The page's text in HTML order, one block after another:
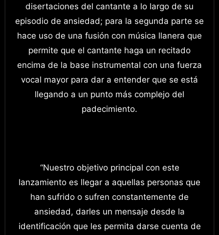
disertaciones del cantante a lo largo de su
episodio de ansiedad; para la segunda parte se
hace uso de una fusión con música llanera que
permite que el cantante haga un recitado
encima de la base instrumental con una fuerza
vocal mayor para dar a entender que se está
llegando a un punto más complejo del
padecimiento.
“Nuestro objetivo principal con este
lanzamiento es llegar a aquellas personas que
han sufrido o sufren constantemente de
ansiedad, darles un mensaje desde la
identificación que les permita darse cuenta de